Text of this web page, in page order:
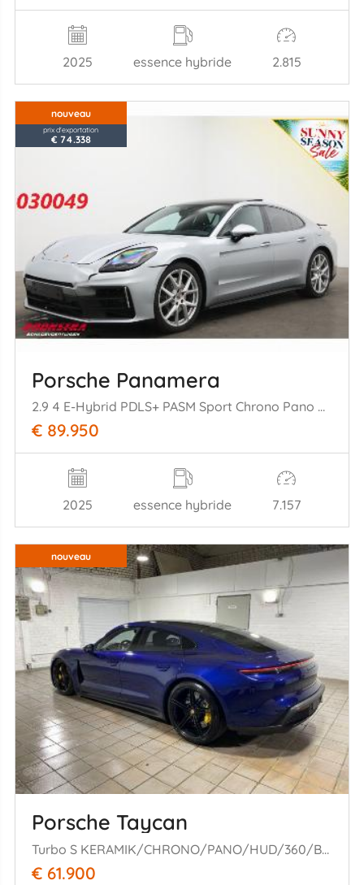
2025 essence hybride 2.815
nouveau
prix d'exportation
€ 74.338
Porsche Panamera
2.9 4 E-Hybrid PDLS+ PASM Sport Chrono Pano ACC SBL 360°
€ 89.950
2025 essence hybride 7.157
nouveau
Porsche Taycan
Turbo S KERAMIK/CHRONO/PANO/HUD/360/BOSE
€ 61.900